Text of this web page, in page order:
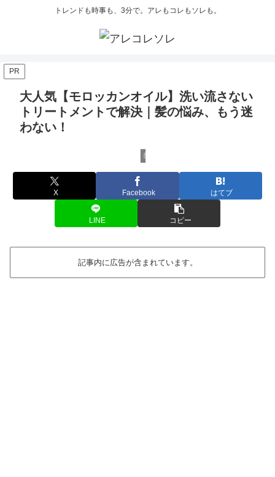
トレンドも時事も、3分で。アレもコレもソレも。
PR
大人気【モロッカンオイル】洗い流さない
トリートメントで解決｜髪の悩み、もう迷
わない！
美容
X Facebook はてブ
LINE コピー
記事内に広告が含まれています。